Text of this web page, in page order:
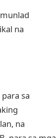
na
sa
na